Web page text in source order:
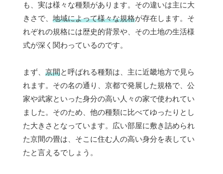
も、実は様々な種類があります。その違いは主に大
きさで、 地域によって様々な規格が存在します。そ
れぞれの規格には歴史的背景や、その土地の生活様
式が深く関わっているのです。
まず、 京間と呼ばれる種類は、主に近畿地方で見ら
れます。その名の通り、京都で発展した規格で、公
家や武家といった身分の高い人々の家で使われてい
ました。そのため、他の種類に比べてゆったりとし
た大きさとなっています。広い部屋に敷き詰められ
た京間の畳は、そこに住む人の高い身分を表してい
たと言えるでしょう。